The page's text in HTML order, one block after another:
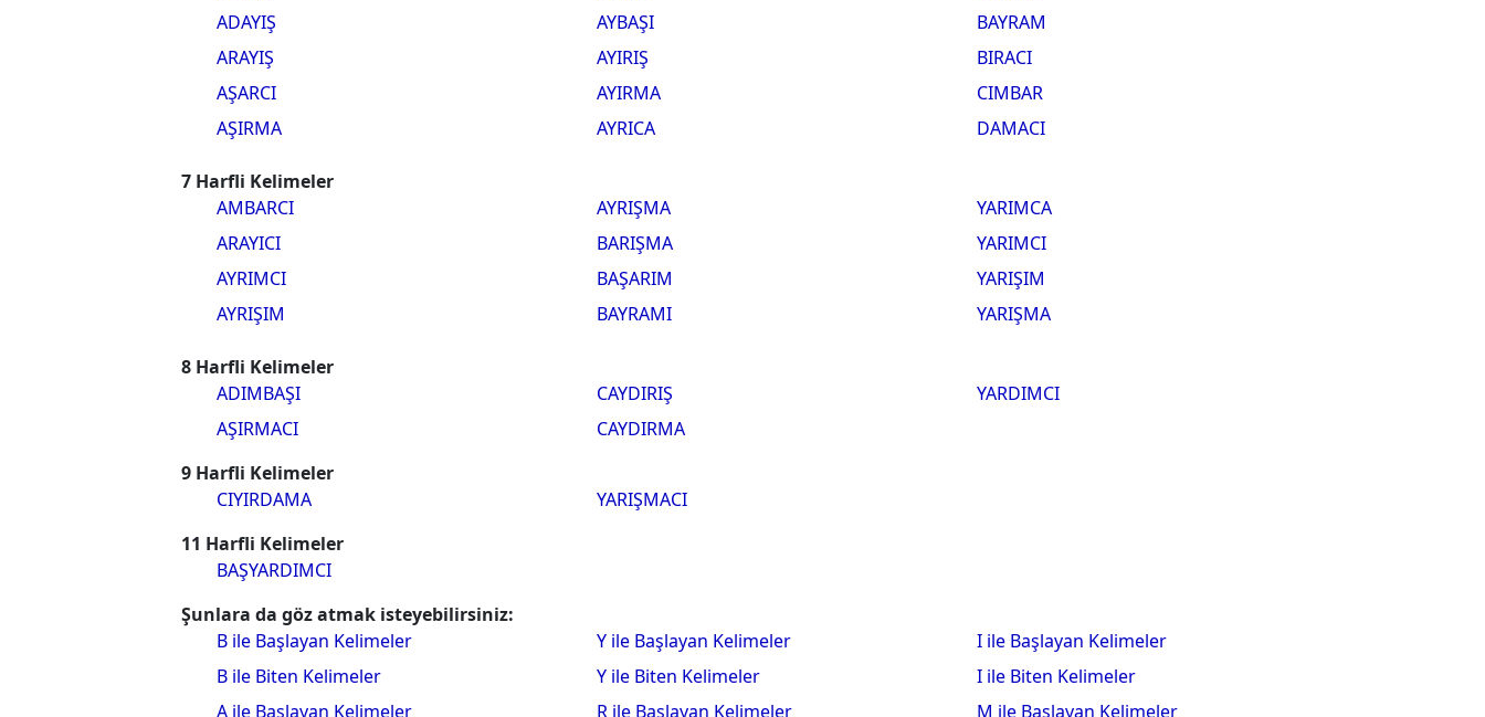
ADAYIŞ
ARAYIŞ
AŞARCI
AŞIRMA
AYBAŞI
AYIRIŞ
AYIRMA
AYRICA
BAYRAM
BIRACI
CIMBAR
DAMACI
7 Harfli Kelimeler
AMBARCI
ARAYICI
AYRIMCI
AYRIŞIM
AYRIŞMA
BARIŞMA
BAŞARIM
BAYRAMI
YARIMCA
YARIMCI
YARIŞIM
YARIŞMA
8 Harfli Kelimeler
ADIMBAŞI
AŞIRMACI
CAYDIRIŞ
CAYDIRMA
YARDIMCI
9 Harfli Kelimeler
CIYIRDAMA
YARIŞMACI
11 Harfli Kelimeler
BAŞYARDIMCI
Şunlara da göz atmak isteyebilirsiniz:
B ile Başlayan Kelimeler
B ile Biten Kelimeler
A ile Başlayan Kelimeler
Y ile Başlayan Kelimeler
Y ile Biten Kelimeler
R ile Başlayan Kelimeler
I ile Başlayan Kelimeler
I ile Biten Kelimeler
M ile Başlayan Kelimeler